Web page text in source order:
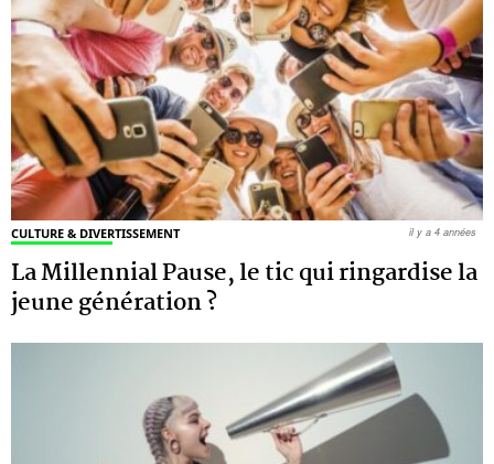
CULTURE & DIVERTISSEMENT
La Millennial Pause, le tic qui ringardise la
jeune génération ?
il y a 4 années